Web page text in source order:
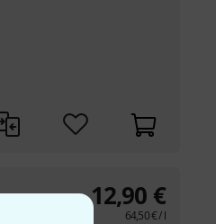
12,90 €
64,50€/ l